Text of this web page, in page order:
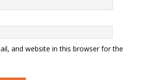
and website in this browser for the